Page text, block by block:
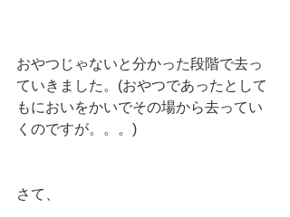
おやつじゃないと分かった段階で去っ
ていきました。(おやつであったとして
もにおいをかいでその場から去ってい
くのですが。。。)
さて、